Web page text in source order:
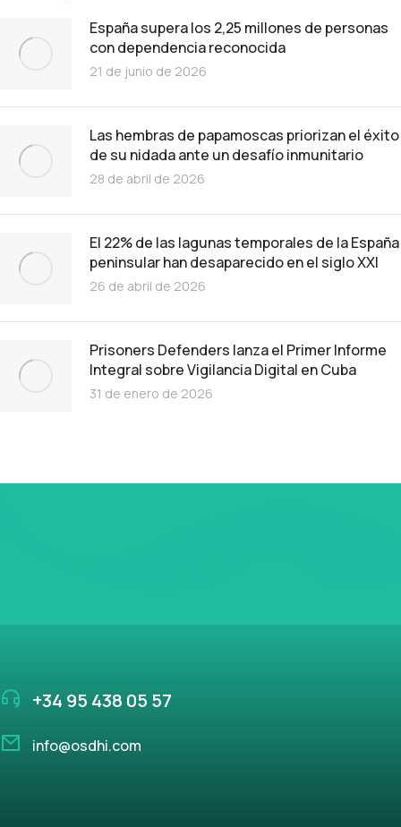
España supera los 2,25 millones de personas
con dependencia reconocida
21 de junio de 2026
Las hembras de papamoscas priorizan el éxito
de su nidada ante un desafío inmunitario
28 de abril de 2026
El 22% de las lagunas temporales de la España
peninsular han desaparecido en el siglo XXI
26 de abril de 2026
Prisoners Defenders lanza el Primer Informe
Integral sobre Vigilancia Digital en Cuba
31 de enero de 2026
+34 95 438 05 57
info@osdhi.com